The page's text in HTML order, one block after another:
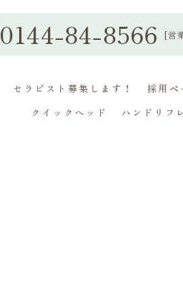
0144-84-8566 [営
セラピスト募集します！ 採用ペ
クイックヘッド
ハンドリフ